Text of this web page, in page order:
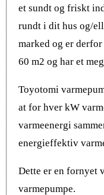
et sundt og friskt
rundt i dit hus og/
marked og er
60 m2 og har et
Toyotomi
at for hver kW
varmeenergi
energieffektiv
Dette er en fornyet
varmepumpe.